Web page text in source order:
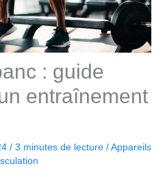
: guide
entraînement
/ 3 minutes de lecture /Appareils